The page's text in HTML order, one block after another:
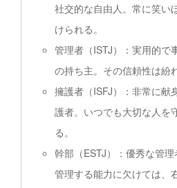
社交的な自由人。常に笑い
けられる。
管理者（ISTJ）：実用的で
の持ち主。その信頼性は紛
擁護者（ISFJ）：非常に献
護者。いつでも大切な人を
る。
幹部（ESTJ）：優秀な管
管理する能力に欠けては、